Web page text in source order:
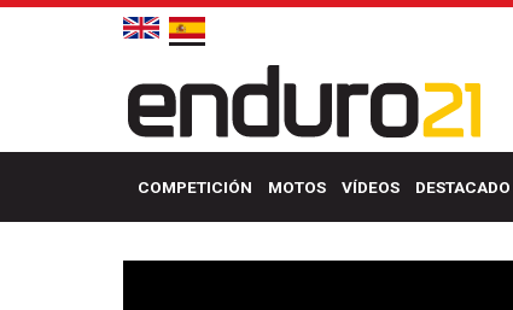
COMPETICIÓN MOTOS VÍDEOS DESTACADO